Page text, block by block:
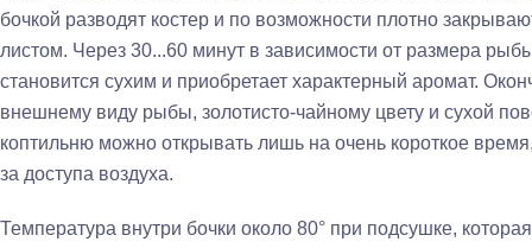
бочкой разводят костер и по возможности плотно
листом. Через 30...60 минут в зависимости от размера
становится сухим и приобретает характерный аромат.
внешнему виду рыбы, золотисто-чайному цвету и сухой
коптильню можно открывать лишь на очень короткое
за доступа воздуха.
Температура внутри бочки около 80° при подсушке,